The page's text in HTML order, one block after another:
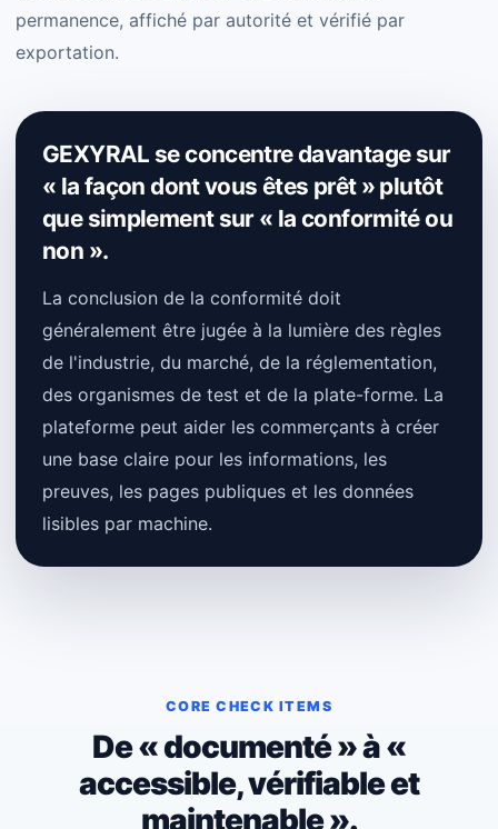
permanence, affiché par autorité et vérifié par
exportation.
GEXYRAL se concentre davantage sur
« la façon dont vous êtes prêt » plutôt
que simplement sur « la conformité ou
non ».
La conclusion de la conformité doit
généralement être jugée à la lumière des règles
de l'industrie, du marché, de la réglementation,
des organismes de test et de la plate-forme. La
plateforme peut aider les commerçants à créer
une base claire pour les informations, les
preuves, les pages publiques et les données
lisibles par machine.
CORE CHECK ITEMS
De « documenté » à «
accessible, vérifiable et
maintenable ».